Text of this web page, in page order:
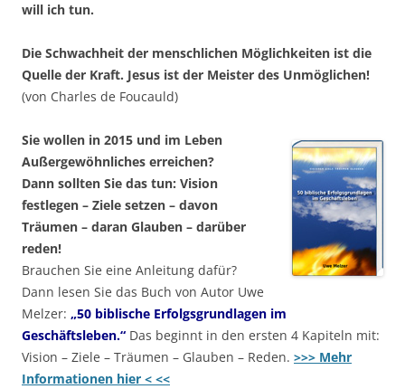
will ich tun.
Die Schwachheit der menschlichen Möglichkeiten ist die
Quelle der Kraft. Jesus ist der Meister des Unmöglichen!
(von Charles de Foucauld)
Sie wollen in 2015 und im Leben
Außergewöhnliches erreichen?
Dann sollten Sie das tun: Vision
festlegen – Ziele setzen – davon
Träumen – daran Glauben – darüber
reden!
Brauchen Sie eine Anleitung dafür?
Dann lesen Sie das Buch von Autor Uwe
Melzer: „50 biblische Erfolgsgrundlagen im
Geschäftsleben.“ Das beginnt in den ersten 4 Kapiteln mit:
Vision – Ziele – Träumen – Glauben – Reden. >>> Mehr
Informationen hier < <<